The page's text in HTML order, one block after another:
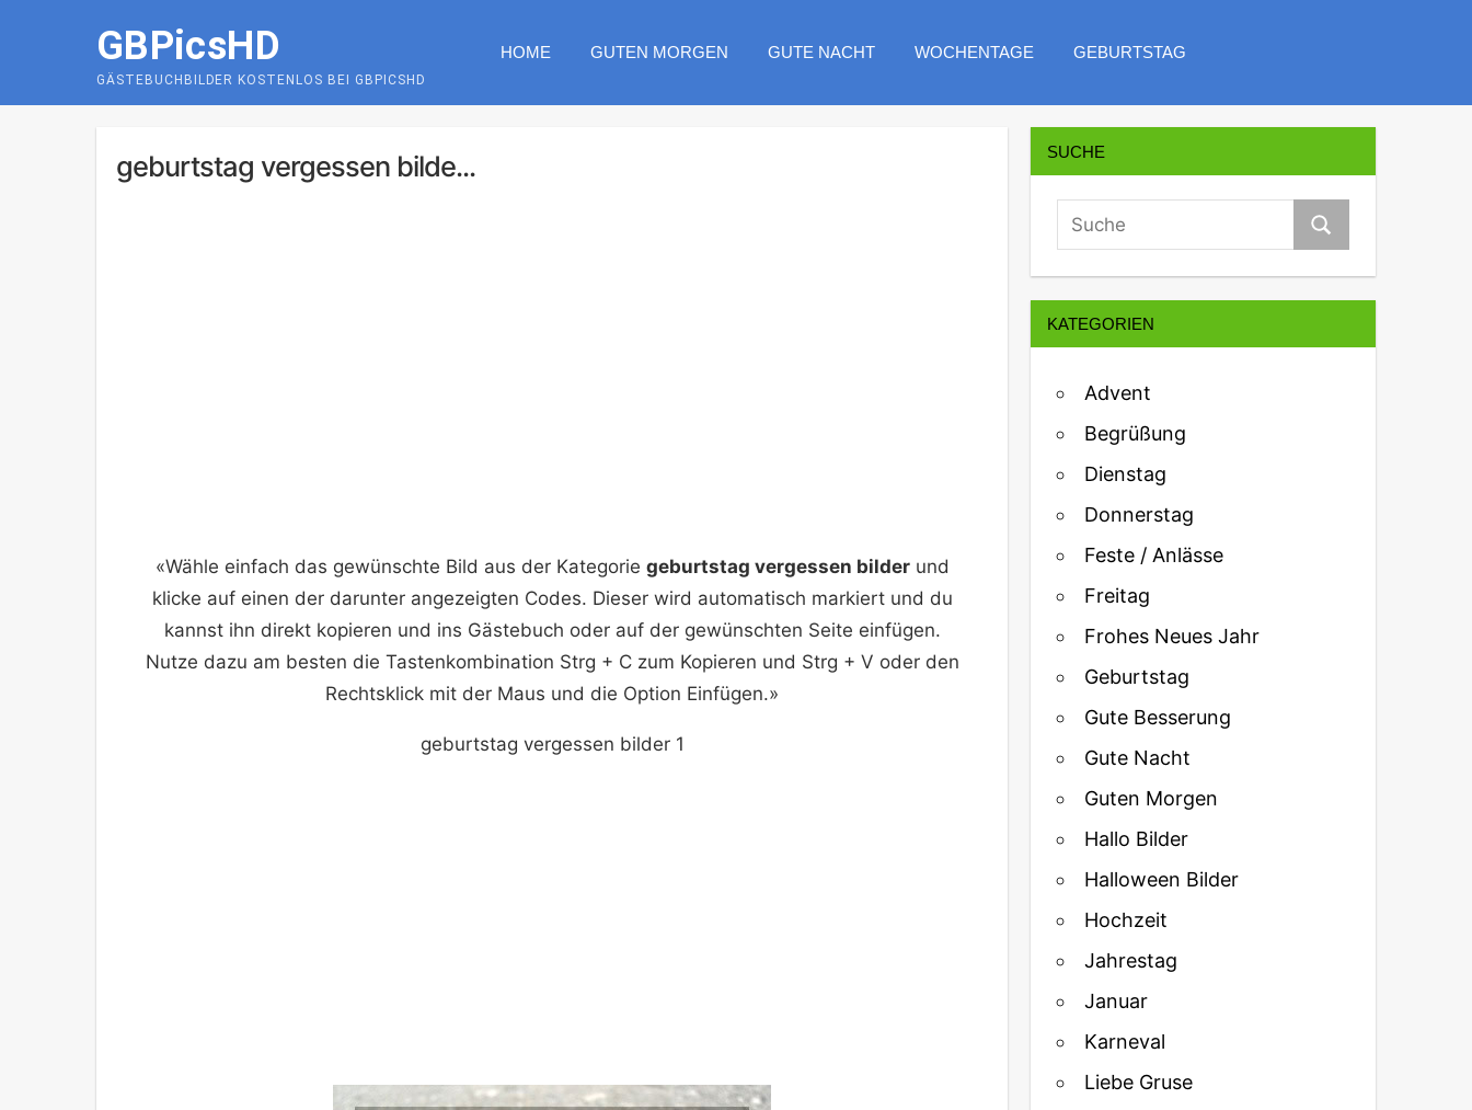
GBPicsHD
GÄSTEBUCHBILDER KOSTENLOS BEI GBPICSHD
HOME GUTEN MORGEN GUTE NACHT WOCHENTAGE GEBURTSTAG
geburtstag vergessen bilde...
«Wähle einfach das gewünschte Bild aus der Kategorie geburtstag vergessen bilderund
klicke auf einen der darunter angezeigten Codes. Dieser wird automatisch markiert und du
kannst ihn direkt kopieren und ins Gästebuch oder auf der gewünschten Seite einfügen.
Nutze dazu am besten die Tastenkombination Strg + C zum Kopieren und Strg + V oder den
Rechtsklick mit der Maus und die Option Einfügen.»
geburtstag vergessen bilder 1
SUCHE
KATEGORIEN
Advent
Begrüßung
Dienstag
Donnerstag
Feste / Anlässe
Freitag
Frohes Neues Jahr
Geburtstag
Gute Besserung
Gute Nacht
Guten Morgen
Hallo Bilder
Halloween Bilder
Hochzeit
Jahrestag
Januar
Karneval
Liebe Gruse